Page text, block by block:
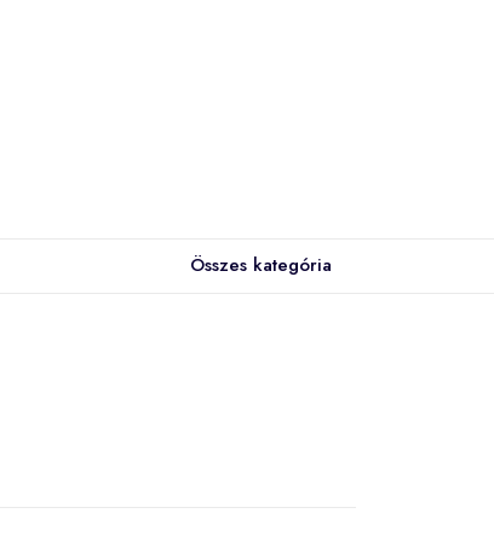
Összes kategória